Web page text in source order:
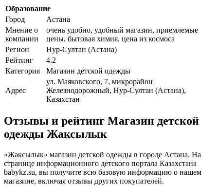
Образование
Город
Астана
Мнение о
компании
очень удобно, удобный магазин, приемлемые
цены, бытовая химия, цена из космоса
Регион
Нур-Султан (Астана)
Рейтинг
4.2
Категория
Магазин детской одежды
Адрес
ул. Маяковского, 7, микрорайон
Железнодорожный, Нур-Султан (Астана),
Казахстан
Отзывы и рейтинг Магазин детской
одежды Жаксылык
«Жаксылык» магазин детской одежды в городе Астана. На
странице информационного детского портала Казахстана
babykz.su, вы получите всю базовую информацию о нашем
магазине, включая отзывы других покупателей.